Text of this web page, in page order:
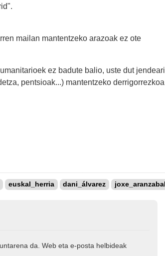
mailan mantentzeko arazoak ez ote
ez badute balio, uste dut jendeari
pentsioak...) mantentzeko derrigorrezkoa
euskal_herria dani_álvarez joxe_aranzabal
da. Web eta e-posta helbideak